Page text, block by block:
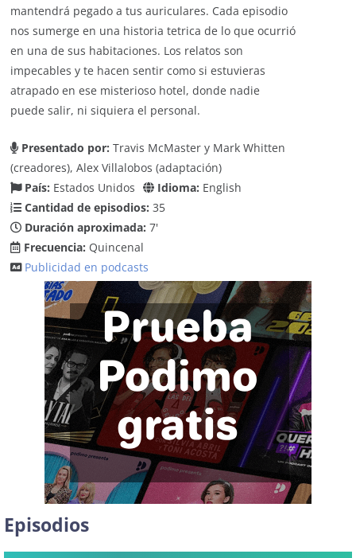
mantendrá pegado a tus auriculares. Cada episodio
nos sumerge en una historia tetrica de lo que ocurrió
en una de sus habitaciones. Los relatos son
impecables y te hacen sentir como si estuvieras
atrapado en ese misterioso hotel, donde nadie
puede salir, ni siquiera el personal.
Presentado por: Travis McMaster y Mark Whitten
(creadores), Alex Villalobos (adaptación)
País: Estados Unidos Idioma: English
Cantidad de episodios: 35
Duración aproximada: 7'
Frecuencia: Quincenal
Publicidad en podcasts
Episodios